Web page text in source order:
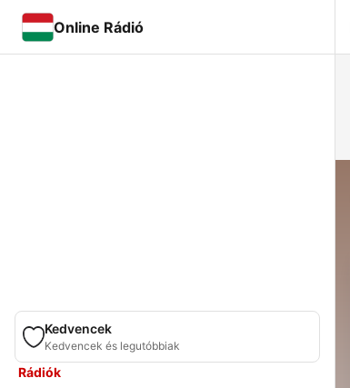
Online Rádió
Kedvencek
Kedvencek és legutóbbiak
Rádiók